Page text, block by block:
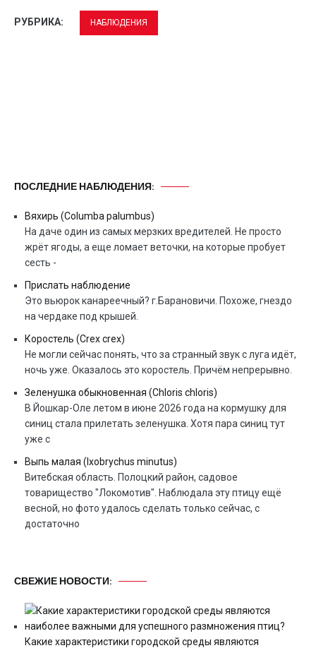
РУБРИКА: НАБЛЮДЕНИЯ
ПОСЛЕДНИЕ НАБЛЮДЕНИЯ:
Вяхирь (Columba palumbus)
На даче один из самых мерзких вредителей. Не просто
жрёт ягоды, а еще ломает веточки, на которые пробует
сесть -
Прислать наблюдение
Это вьюрок канареечный? г.Барановичи. Похоже, гнездо
на чердаке под крышей.
Коростель (Crex crex)
Не могли сейчас понять, что за странный звук с луга идёт,
ночь уже. Оказалось это коростель. Причём непрерывно.
Зеленушка обыкновенная (Chloris chloris)
В Йошкар-Оле летом в июне 2026 года на кормушку для
синиц стала прилетать зеленушка. Хотя пара синиц тут
уже с
Выпь малая (Ixobrychus minutus)
Витебская область. Полоцкий район, садовое
товарищество "Локомотив". Наблюдала эту птицу ещё
весной, но фото удалось сделать только сейчас, с
достаточно
СВЕЖИЕ НОВОСТИ:
Какие характеристики городской среды являются